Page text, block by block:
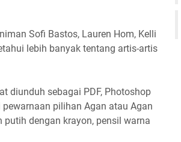
Sofi Bastos, Lauren Hom, Kelli
lebih banyak tentang artis-artis
diunduh sebagai PDF, Photoshop
pilihan Agan atau Agan
dengan krayon, pensil warna